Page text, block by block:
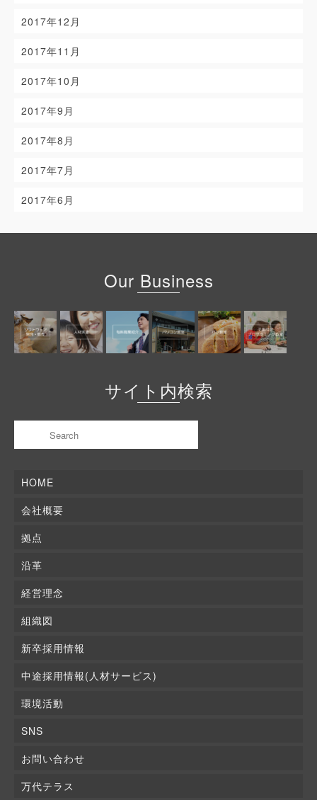
2017年12月
2017年11月
2017年10月
2017年9月
2017年8月
2017年7月
2017年6月
Our Business
サイト内検索
HOME
会社概要
拠点
沿革
経営理念
組織図
新卒採用情報
中途採用情報(人材サービス)
環境活動
SNS
お問い合わせ
万代テラス